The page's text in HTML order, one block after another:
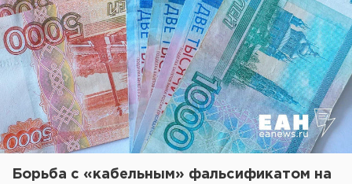
Борьба с «кабельным» фальсификатом на